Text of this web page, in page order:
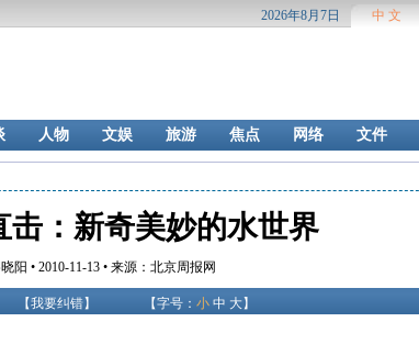
中 文
2026年8月7日
人物 文娱 旅游 焦点 网络 文件
击：新奇美妙的水世界
阳 • 2010-11-13 • 来源：北京周报网
【我要纠错】 【字号： 小 中 大】